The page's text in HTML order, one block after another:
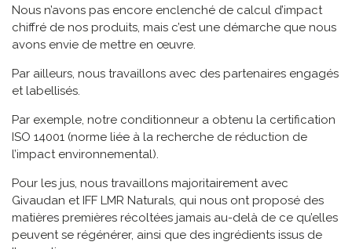
Nous n’avons pas encore enclenché de calcul d’impact
chiffré de nos produits, mais c’est une démarche que nous
avons envie de mettre en œuvre.
Par ailleurs, nous travaillons avec des partenaires engagés
et labellisés.
Par exemple, notre conditionneur a obtenu la certification
ISO 14001 (norme liée à la recherche de réduction de
l’impact environnemental).
Pour les jus, nous travaillons majoritairement avec
Givaudan et IFF LMR Naturals, qui nous ont proposé des
matières premières récoltées jamais au-delà de ce qu’elles
peuvent se régénérer, ainsi que des ingrédients issus de